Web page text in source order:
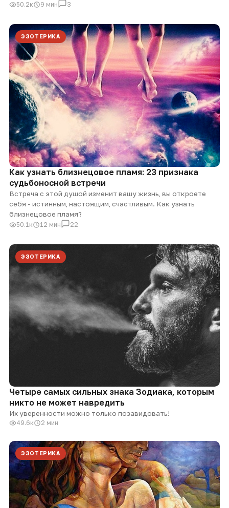
50.2к 9 мин 3
ЭЗОТЕРИКА
Как узнать близнецовое пламя: 23 признака
судьбоносной встречи
Встреча с этой душой изменит вашу жизнь, вы откроете
себя - истинным, настоящим, счастливым. Как узнать
близнецовое пламя?
50.1к 12 мин 22
ЭЗОТЕРИКА
Четыре самых сильных знака Зодиака, которым
никто не может навредить
Их уверенности можно только позавидовать!
49.6к 2 мин
ЭЗОТЕРИКА